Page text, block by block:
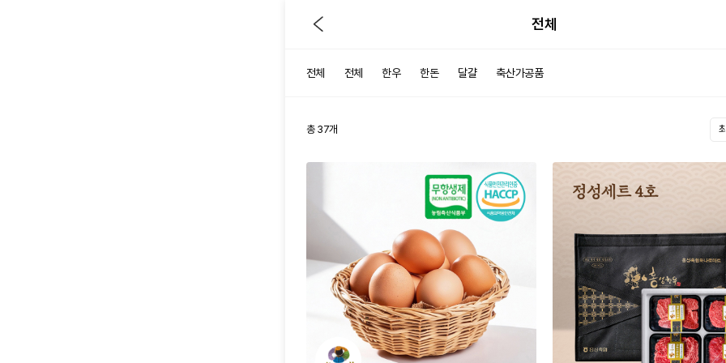
전체
전체 전체 한우 한돈 달걀 축산가공품
총 37개